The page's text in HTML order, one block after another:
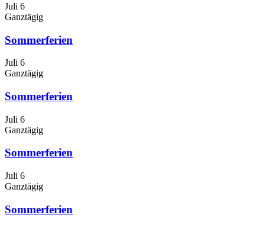
Juli 6
Ganztägig
Sommerferien
Juli 6
Ganztägig
Sommerferien
Juli 6
Ganztägig
Sommerferien
Juli 6
Ganztägig
Sommerferien